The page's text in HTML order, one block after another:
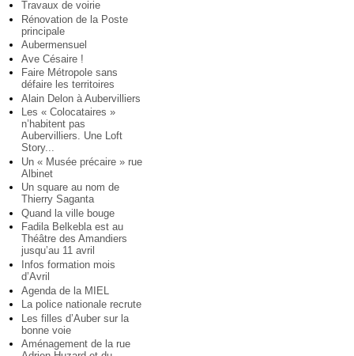
Travaux de voirie
Rénovation de la Poste
principale
Aubermensuel
Ave Césaire !
Faire Métropole sans
défaire les territoires
Alain Delon à Aubervilliers
Les « Colocataires »
n’habitent pas
Aubervilliers. Une Loft
Story...
Un « Musée précaire » rue
Albinet
Un square au nom de
Thierry Saganta
Quand la ville bouge
Fadila Belkebla est au
Théâtre des Amandiers
jusqu’au 11 avril
Infos formation mois
d’Avril
Agenda de la MIEL
La police nationale recrute
Les filles d’Auber sur la
bonne voie
Aménagement de la rue